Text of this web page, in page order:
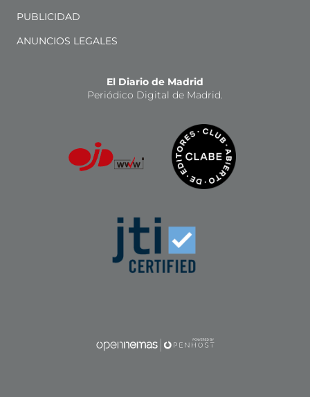
PUBLICIDAD
ANUNCIOS LEGALES
El Diario de Madrid
Periódico Digital de Madrid.